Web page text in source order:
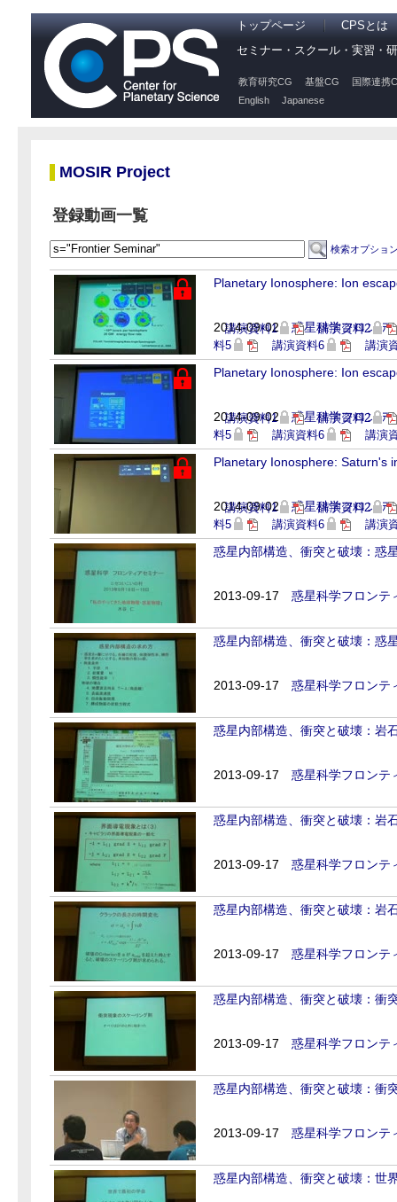
トップページ
CPSとは
セミナー・スクール・実習・
教育研究CG 基盤CG
国際連携
English
Japanese
MOSIR Project
登録動画一覧
検索オプショ
Planetary Ionosphere: Ion
2014-09-02 惑星科学フロンテ
講演資料1
講演資料2
料5
講演資料6 講演
Planetary Ionosphere: Ion
2014-09-02 惑星科学フロンテ
講演資料1
講演資料2
料5
講演資料6 講演
Planetary Ionosphere: Saturn's
2014-09-02 惑星科学フロンテ
講演資料1
講演資料2
料5
講演資料6 講演
惑星内部構造、衝突と破壊：惑
2013-09-17 惑星科学フロンテ
惑星内部構造、衝突と破壊：惑
2013-09-17 惑星科学フロンテ
惑星内部構造、衝突と破壊：岩
2013-09-17 惑星科学フロンテ
惑星内部構造、衝突と破壊：岩
2013-09-17 惑星科学フロンテ
惑星内部構造、衝突と破壊：岩
2013-09-17 惑星科学フロンテ
惑星内部構造、衝突と破壊：衝
2013-09-17 惑星科学フロンテ
惑星内部構造、衝突と破壊：衝
2013-09-17 惑星科学フロンテ
惑星内部構造、衝突と破壊：世